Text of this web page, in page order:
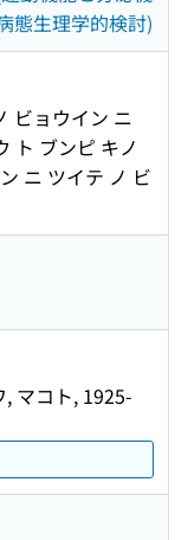
態生理学的検討)
ビョウイン ニ
ト ブンピ キノ
ニ ツイテ ノ ビ
, マコト, 1925-